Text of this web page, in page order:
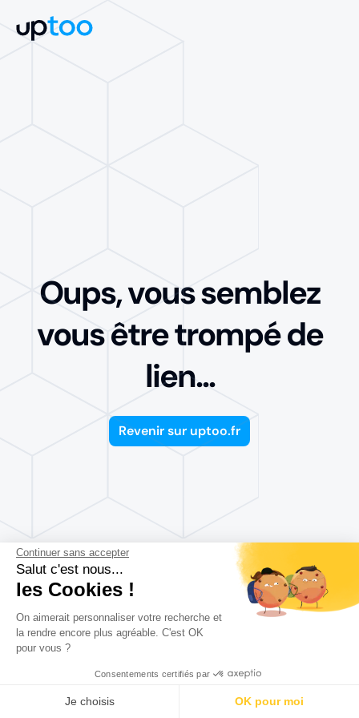
Continuer sans accepter
Salut c'est nous...
les Cookies !
On aimerait personnaliser votre recherche et
la rendre encore plus agréable. C'est OK
pour vous ?
Consentements certifiés par
Je choisis OK pour moi
Oups, vous semblez
vous être trompé de
lien...
Revenir sur uptoo.fr